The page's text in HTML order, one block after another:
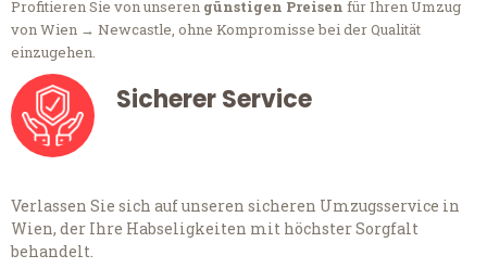
Profitieren Sie von unseren günstigen Preisen für Ihren Umzug
von Wien → Newcastle, ohne Kompromisse bei der Qualität
einzugehen.
Sicherer Service
Verlassen Sie sich auf unseren sicheren Umzugsservice in
Wien, der Ihre Habseligkeiten mit höchster Sorgfalt
behandelt.